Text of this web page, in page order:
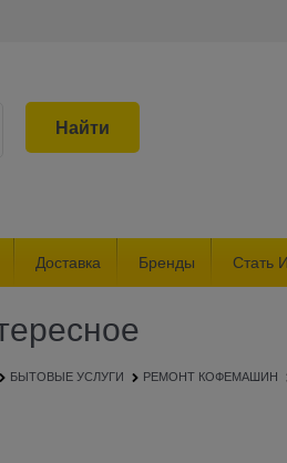
Найти
Доставка Бренды Стать
БЫТОВЫЕ УСЛУГИ РЕМОНТ КОФЕМАШИН